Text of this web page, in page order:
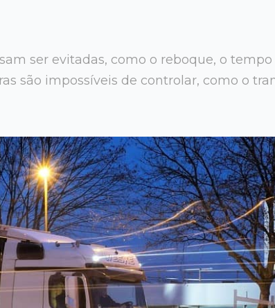
ser evitadas, como o reboque, o tempo
são impossíveis de controlar, como o